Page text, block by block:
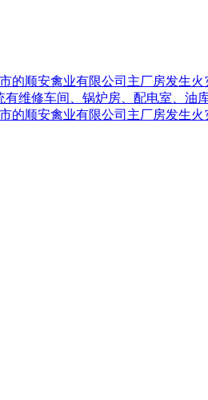
的顺安禽业有限公司主厂房发生火
维修车间、锅炉房、配电室、油
的顺安禽业有限公司主厂房发生火